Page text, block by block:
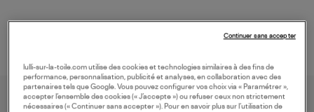
lulli-sur-la-toile.com utilise des cookies et technologies similaires à des fins de
performance, personnalisation, publicité et analyses, en collaboration avec des
partenaires tels que Google. Vous pouvez configurer vos choix via « Paramétrer »,
accepter l’ensemble des cookies (« J’accepte ») ou refuser ceux non strictement
nécessaires (« Continuer sans accepter »). Pour en savoir plus sur l’utilisation de
Continuer sans accepter